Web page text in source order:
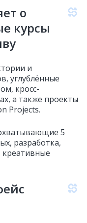
о
курсы
и
углублённые
кросс-
а также проекты
Projects.
5
разработка,
креативные